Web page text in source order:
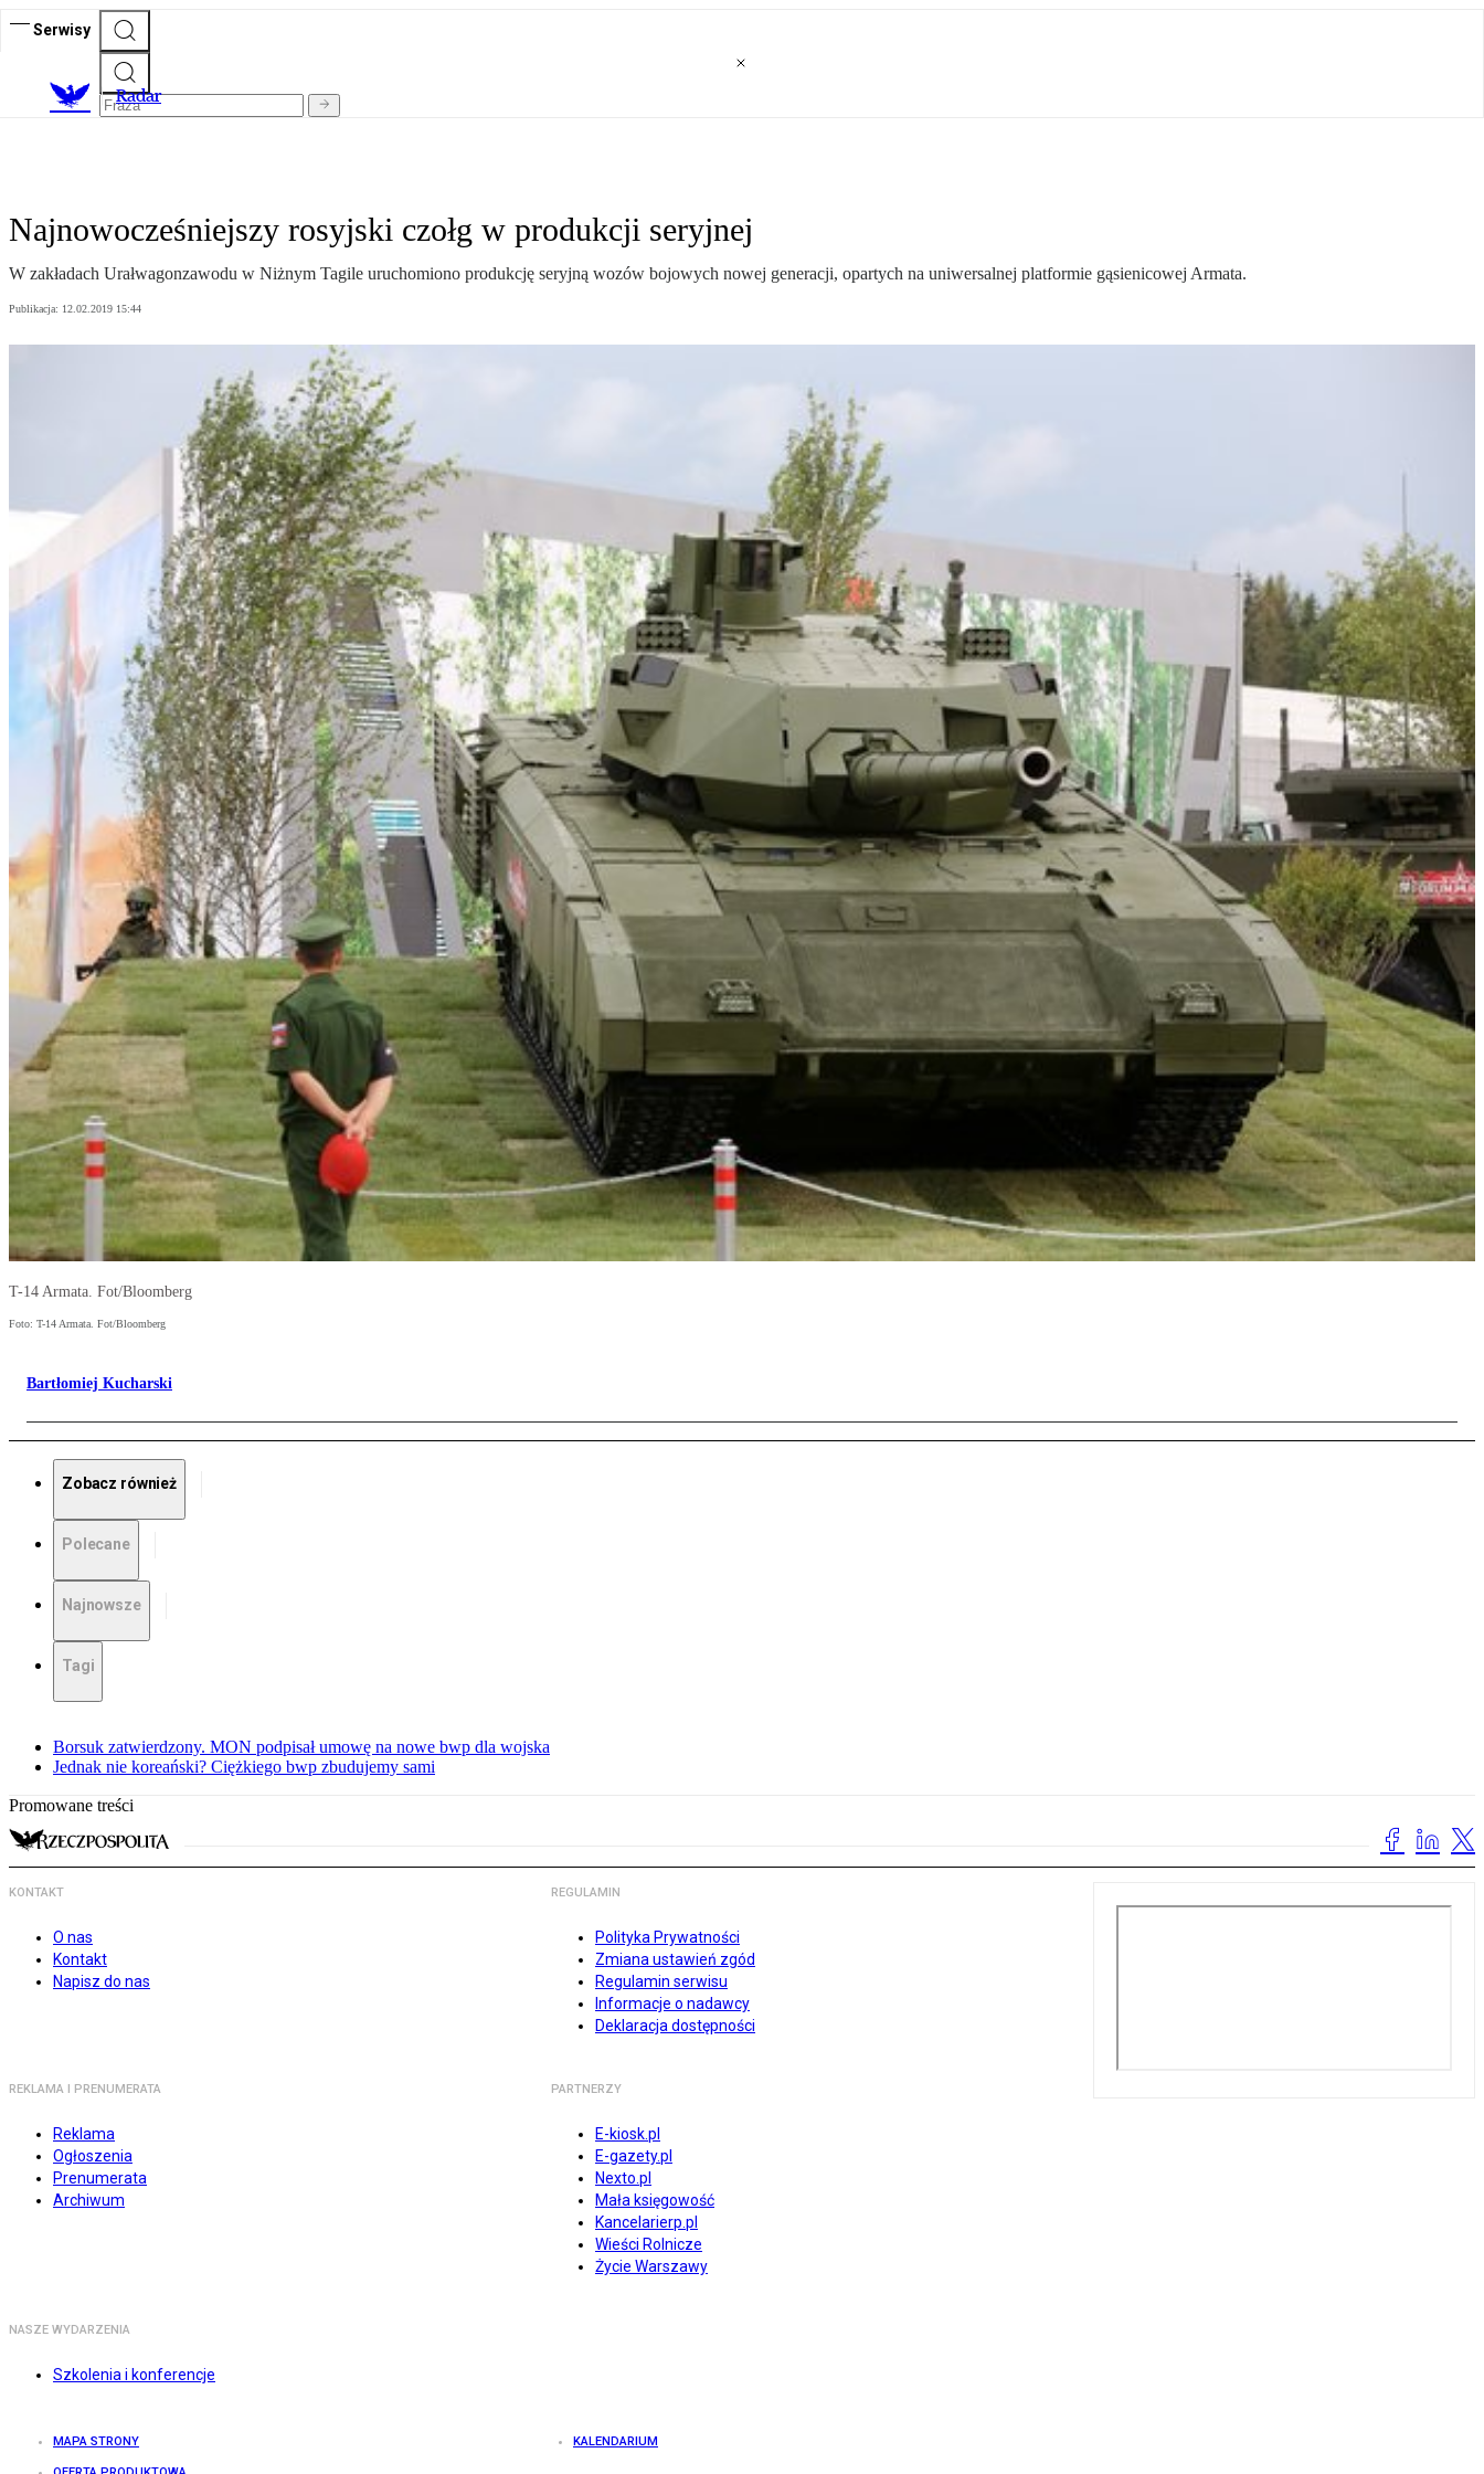
Serwisy
Radar
Najnowocześniejszy rosyjski czołg w produkcji seryjnej
W zakładach Urałwagonzawodu w Niżnym Tagile uruchomiono produkcję seryjną wozów bojowych nowej generacji, opartych na uniwersalnej platformie gąsienicowej Armata.
Publikacja: 12.02.2019 15:44
T-14 Armata. Fot/Bloomberg
Foto: T-14 Armata. Fot/Bloomberg
Bartłomiej Kucharski
Zobacz również
Polecane
Najnowsze
Tagi
Borsuk zatwierdzony. MON podpisał umowę na nowe bwp dla wojska
Jednak nie koreański? Ciężkiego bwp zbudujemy sami
Promowane treści
KONTAKT
O nas
Kontakt
Napisz do nas
REGULAMIN
Polityka Prywatności
Zmiana ustawień zgód
Regulamin serwisu
Informacje o nadawcy
Deklaracja dostępności
REKLAMA I PRENUMERATA
Reklama
Ogłoszenia
Prenumerata
Archiwum
PARTNERZY
E-kiosk.pl
E-gazety.pl
Nexto.pl
Mała księgowość
Kancelarierp.pl
Wieści Rolnicze
Życie Warszawy
NASZE WYDARZENIA
Szkolenia i konferencje
MAPA STRONY KALENDARIUM